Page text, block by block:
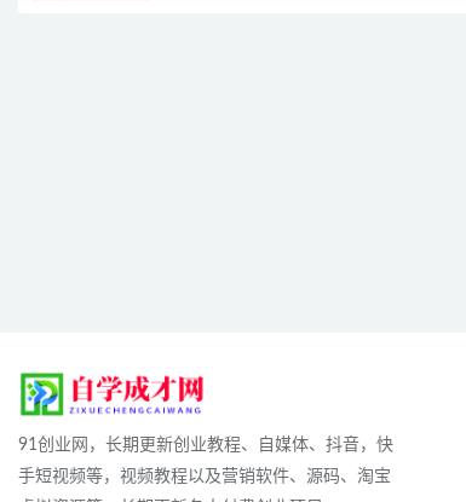
91创业网，长期更新创业教程、自媒体、抖音，快
手短视频等，视频教程以及营销软件、源码、淘宝